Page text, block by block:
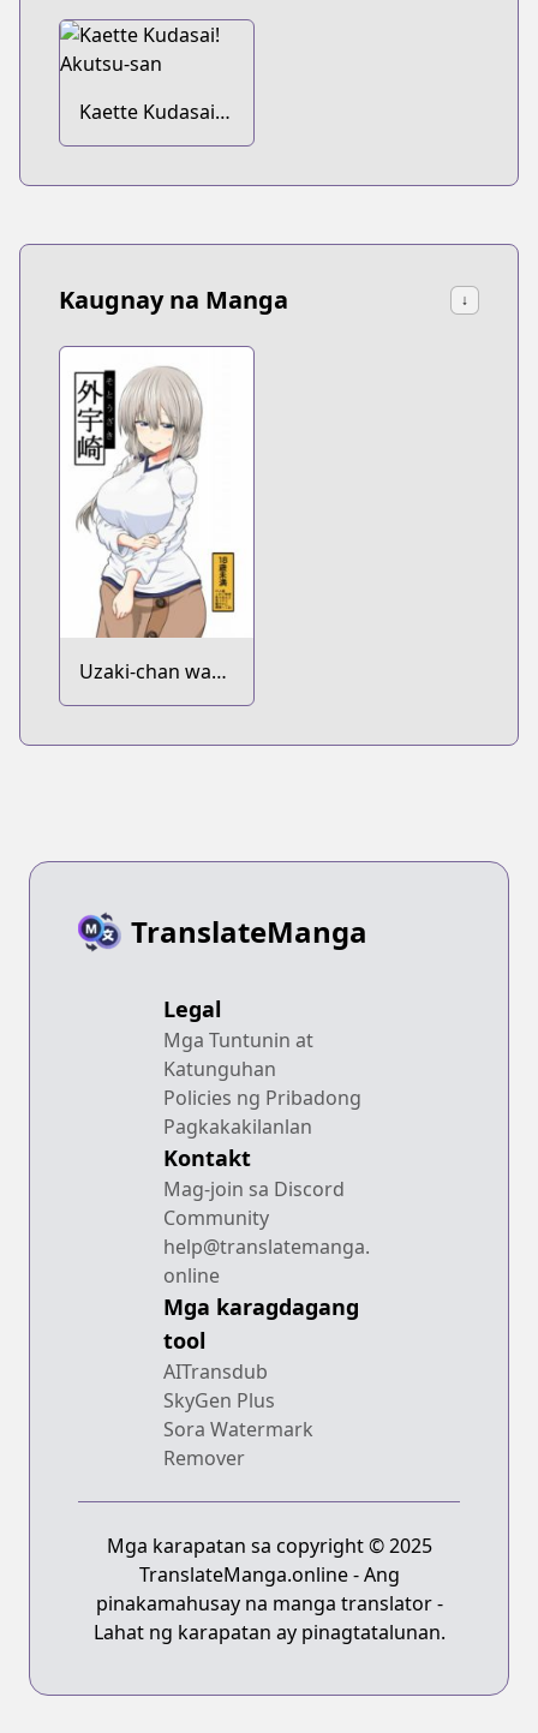
Kaette Kudasai!
Akutsu-san
Kaugnay na Manga ↓
Uzaki-chan wa
Asobitai! dj -
TranslateManga
Legal
Mga Tuntunin at
Katunguhan
Policies ng Pribadong
Pagkakakilanlan
Kontakt
Mag-join sa Discord
Community
help@translatemanga.
online
Mga karagdagang
tool
AITransdub
SkyGen Plus
Sora Watermark
Remover
Mga karapatan sa copyright © 2025
TranslateManga.online - Ang
pinakamahusay na manga translator -
Lahat ng karapatan ay pinagtatalunan.